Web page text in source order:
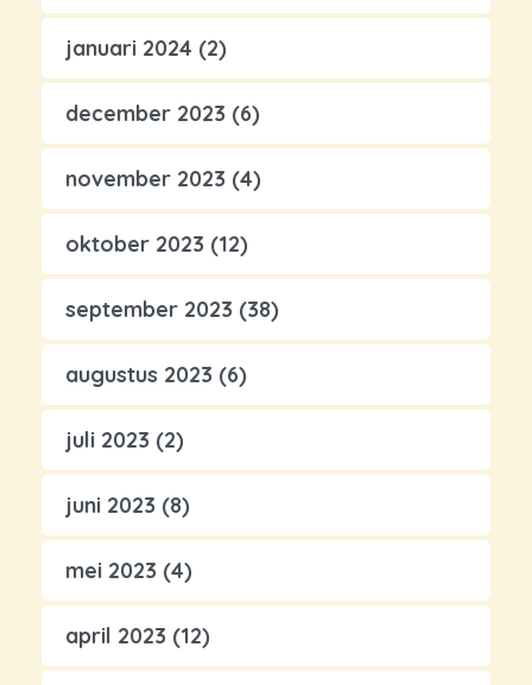
januari 2024 (2)
december 2023 (6)
november 2023 (4)
oktober 2023 (12)
september 2023 (38)
augustus 2023 (6)
juli 2023 (2)
juni 2023 (8)
mei 2023 (4)
april 2023 (12)